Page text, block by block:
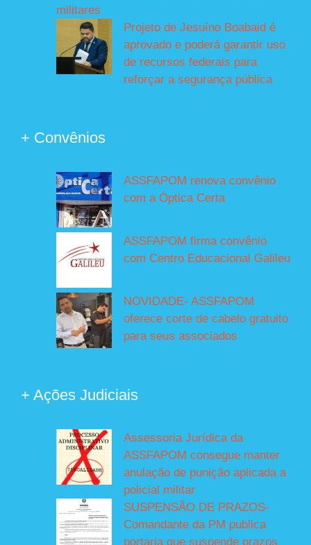
militares
Projeto de Jesuíno Boabaid é
aprovado e poderá garantir uso
de recursos federais para
reforçar a segurança pública
+ Convênios
ASSFAPOM renova convênio
com a Óptica Certa
ASSFAPOM firma convênio
com Centro Educacional Galileu
NOVIDADE- ASSFAPOM
oferece corte de cabelo gratuito
para seus associados
+ Ações Judiciais
Assessoria Jurídica da
ASSFAPOM consegue manter
anulação de punição aplicada a
policial militar
SUSPENSÃO DE PRAZOS-
Comandante da PM publica
portaria que suspende prazos